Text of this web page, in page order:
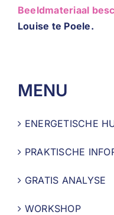
Beeldmateriaal
Louise te Poele.
MENU
ENERGETISCHE
PRAKTISCHE
GRATIS ANALYSE
WORKSHOP